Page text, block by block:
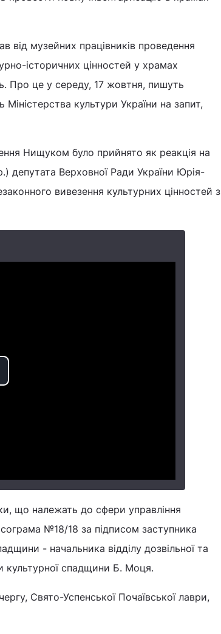
від музейних працівників проведення
історичних цінностей у храмах
Про це у середу, 17 жовтня, пишуть
Міністерства культури України на запит,
Нищуком було прийнято як реакція на
депутата Верховної Ради України Юрія-
вивезення культурних цінностей з
що належать до сфери управління
№18/18 за підписом заступника
- начальника відділу дозвільної та
культурної спадщини Б. Моця.
Свято-Успенської Почаївської лаври,